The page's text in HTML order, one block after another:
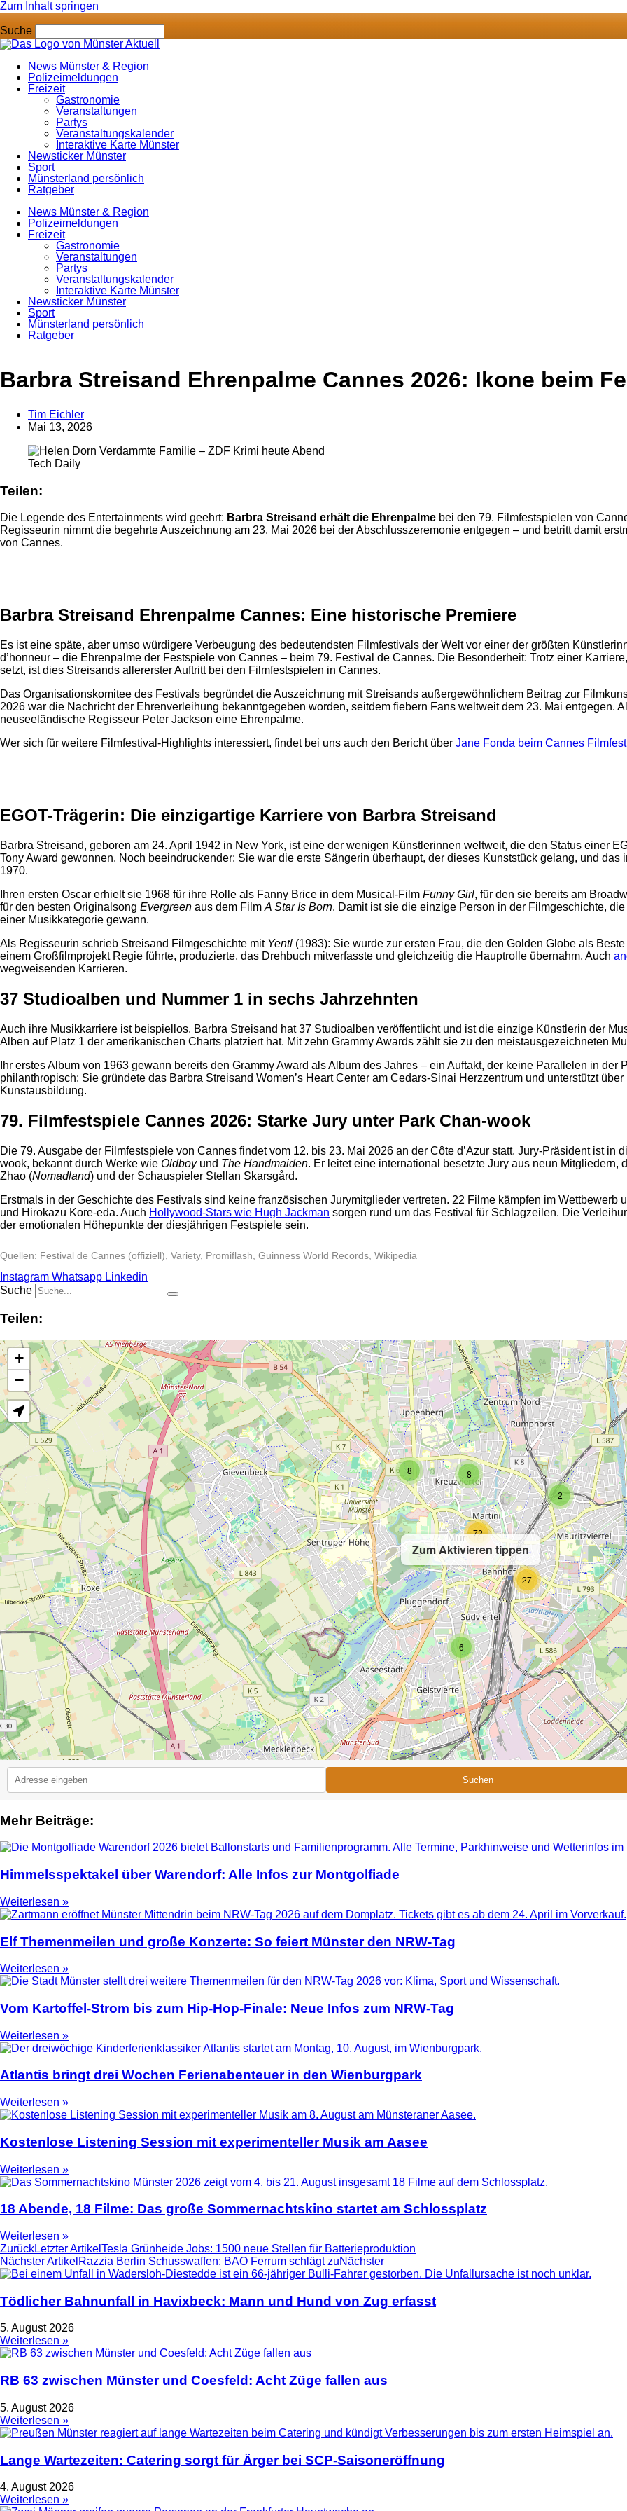
Zum Inhalt springen
Suche
News Münster & Region
Polizeimeldungen
Freizeit
Gastronomie
Veranstaltungen
Partys
Veranstaltungskalender
Interaktive Karte Münster
Newsticker Münster
Sport
Münsterland persönlich
Ratgeber
News Münster & Region
Polizeimeldungen
Freizeit
Gastronomie
Veranstaltungen
Partys
Veranstaltungskalender
Interaktive Karte Münster
Newsticker Münster
Sport
Münsterland persönlich
Ratgeber
Anzeige
Barbra Streisand Ehrenpalme Cannes 2026: Ikone beim
Tim Eichler
Mai 13, 2026
Tech Daily
Teilen:
Die Legende des Entertainments wird geehrt: Barbra Streisand erhält die Ehrenpalme bei den 79. Filmfestspielen von
Regisseurin nimmt die begehrte Auszeichnung am 23. Mai 2026 bei der Abschlusszeremonie entgegen – und betritt damit
von Cannes.
Barbra Streisand Ehrenpalme Cannes: Eine historische Premiere
Es ist eine späte, aber umso würdigere Verbeugung des bedeutendsten Filmfestivals der Welt vor einer der größten
d’honneur – die Ehrenpalme der Festspiele von Cannes – beim 79. Festival de Cannes. Die Besonderheit: Trotz einer
setzt, ist dies Streisands allererster Auftritt bei den Filmfestspielen in Cannes.
Das Organisationskomitee des Festivals begründet die Auszeichnung mit Streisands außergewöhnlichem Beitrag zur
2026 war die Nachricht der Ehrenverleihung bekanntgegeben worden, seitdem fiebern Fans weltweit dem 23. Mai entgegen.
neuseeländische Regisseur Peter Jackson eine Ehrenpalme.
Wer sich für weitere Filmfestival-Highlights interessiert, findet bei uns auch den Bericht über Jane Fonda beim Cannes
EGOT-Trägerin: Die einzigartige Karriere von Barbra Streisand
Barbra Streisand, geboren am 24. April 1942 in New York, ist eine der wenigen Künstlerinnen weltweit, die den Status einer
Tony Award gewonnen. Noch beeindruckender: Sie war die erste Sängerin überhaupt, der dieses Kunststück gelang, und
1970.
Ihren ersten Oscar erhielt sie 1968 für ihre Rolle als Fanny Brice in dem Musical-Film Funny Girl, für den sie bereits am
für den besten Originalsong Evergreen aus dem Film A Star Is Born. Damit ist sie die einzige Person in der Filmgeschichte,
einer Musikkategorie gewann.
Als Regisseurin schrieb Streisand Filmgeschichte mit Yentl (1983): Sie wurde zur ersten Frau, die den Golden Globe als
einem Großfilmprojekt Regie führte, produzierte, das Drehbuch mitverfasste und gleichzeitig die Hauptrolle übernahm. Auch
wegweisenden Karrieren.
37 Studioalben und Nummer 1 in sechs Jahrzehnten
Auch ihre Musikkarriere ist beispiellos. Barbra Streisand hat 37 Studioalben veröffentlicht und ist die einzige Künstlerin der
Alben auf Platz 1 der amerikanischen Charts platziert hat. Mit zehn Grammy Awards zählt sie zu den meistausgezeichneten
Ihr erstes Album von 1963 gewann bereits den Grammy Award als Album des Jahres – ein Auftakt, der keine Parallelen in
philanthropisch: Sie gründete das Barbra Streisand Women’s Heart Center am Cedars-Sinai Herzzentrum und unterstützt
Kunstausbildung.
79. Filmfestspiele Cannes 2026: Starke Jury unter Park Chan-wook
Die 79. Ausgabe der Filmfestspiele von Cannes findet vom 12. bis 23. Mai 2026 an der Côte d’Azur statt. Jury-Präsident ist
wook, bekannt durch Werke wie Oldboyund The Handmaiden. Er leitet eine international besetzte Jury aus neun
Zhao (Nomadland) und der Schauspieler Stellan Skarsgård.
Erstmals in der Geschichte des Festivals sind keine französischen Jurymitglieder vertreten. 22 Filme kämpfen im
und Hirokazu Kore-eda. Auch Hollywood-Stars wie Hugh Jackman sorgen rund um das Festival für Schlagzeilen. Die
der emotionalen Höhepunkte der diesjährigen Festspiele sein.
Quellen: Festival de Cannes (offiziell), Variety, Promiflash, Guinness World Records, Wikipedia
Instagram Whatsapp Linkedin
Suche
Teilen:
Zum Aktivieren tippen
2
2
8
6
8
27
5
72
+
−
Suchen
Mehr Beiträge:
Himmelsspektakel über Warendorf: Alle Infos zur Montgolfiade
Weiterlesen »
Elf Themenmeilen und große Konzerte: So feiert Münster den NRW-Tag
Weiterlesen »
Vom Kartoffel-Strom bis zum Hip-Hop-Finale: Neue Infos zum NRW-Tag
Weiterlesen »
Atlantis bringt drei Wochen Ferienabenteuer in den Wienburgpark
Weiterlesen »
Kostenlose Listening Session mit experimenteller Musik am Aasee
Weiterlesen »
18 Abende, 18 Filme: Das große Sommernachtskino startet am Schlossplatz
Weiterlesen »
ZurückLetzter Artikel Tesla Grünheide Jobs: 1500 neue Stellen für Batterieproduktion
Nächster Artikel Razzia Berlin Schusswaffen: BAO Ferrum schlägt zuNächster
Tödlicher Bahnunfall in Havixbeck: Mann und Hund von Zug erfasst
5. August 2026
Weiterlesen »
RB 63 zwischen Münster und Coesfeld: Acht Züge fallen aus
5. August 2026
Weiterlesen »
Lange Wartezeiten: Catering sorgt für Ärger bei SCP-Saisoneröffnung
4. August 2026
Weiterlesen »